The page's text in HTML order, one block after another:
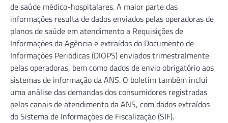
de saúde médico-hospitalares. A maior parte das
informações resulta de dados enviados pelas operadoras de
planos de saúde em atendimento a Requisições de
Informações da Agência e extraídos do Documento de
Informações Periódicas (DIOPS) enviados trimestralmente
pelas operadoras, bem como dados de envio obrigatório aos
sistemas de informação da ANS. O boletim também inclui
uma análise das demandas dos consumidores registradas
pelos canais de atendimento da ANS, com dados extraídos
do Sistema de Informações de Fiscalização (SIF).